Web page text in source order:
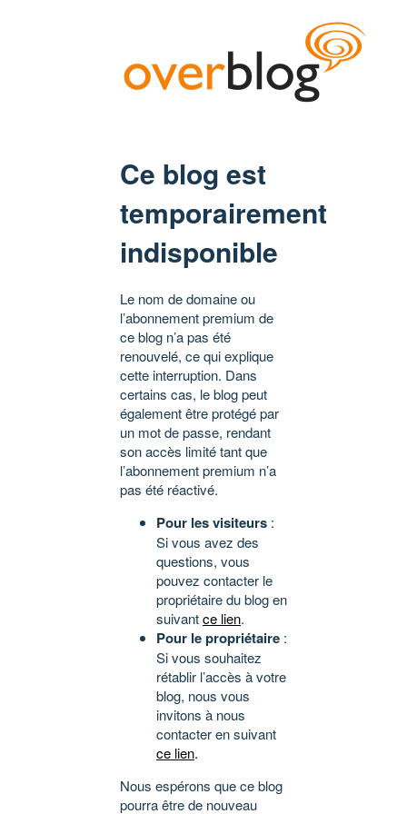
Ce blog est
temporairement
indisponible
Le nom de domaine ou
l’abonnement premium de
ce blog n’a pas été
renouvelé, ce qui explique
cette interruption. Dans
certains cas, le blog peut
également être protégé par
un mot de passe, rendant
son accès limité tant que
l’abonnement premium n’a
pas été réactivé.
Pour les visiteurs :
Si vous avez des
questions, vous
pouvez contacter le
propriétaire du blog en
suivantce lien.
Pour le propriétaire :
Si vous souhaitez
rétablir l’accès à votre
blog, nous vous
invitons à nous
contacter en suivant
ce lien.
Nous espérons que ce blog
pourra être de nouveau